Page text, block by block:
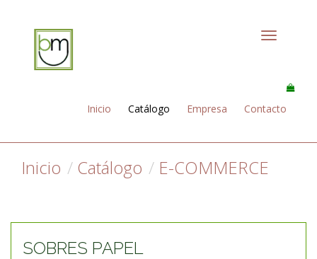
Toggle
Inicio Catálogo Empresa Contacto
Inicio Catálogo E-COMMERCE
SOBRES PAPEL